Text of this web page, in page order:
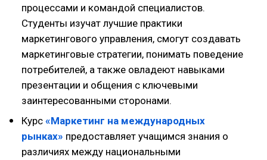
процессами и командой специалистов.
Студенты изучат лучшие практики
маркетингового управления, смогут создавать
маркетинговые стратегии, понимать поведение
потребителей, а также овладеют навыками
презентации и общения с ключевыми
заинтересованными сторонами.
Курс «Маркетинг на международных
рынках» предоставляет учащимся знания о
различиях между национальными